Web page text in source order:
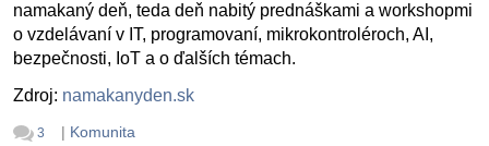
namakaný deň, teda deň nabitý prednáškami a workshopmi
o vzdelávaní v IT, programovaní, mikrokontroléroch, AI,
bezpečnosti, IoT a o ďalších témach.
Zdroj: namakanyden.sk
3 | Komunita